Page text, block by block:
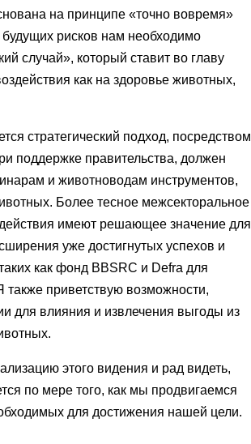
на принципе «точно вовремя»
рисков нам необходимо
случай», который ставит во главу
как на здоровье животных,
стратегический подход, посредством
поддержке правительства, должен
и животноводам инструментов,
Более тесное межсекторальное
имеют решающее значение для
уже достигнутых успехов и
как фонд BBSRC и Defra для
приветствую возможности,
для влияния и извлечения выгоды из
этого видения и рад видеть,
по мере того, как мы продвигаемся
для достижения нашей цели.